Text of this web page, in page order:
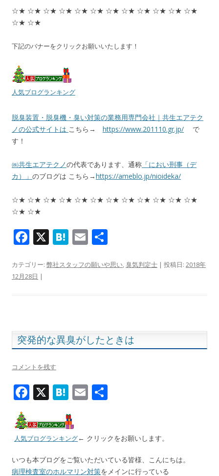
☆★ ☆★ ☆★ ☆★ ☆★ ☆★ ☆★ ☆★ ☆★ ☆★ ☆★ ☆★
☆★ ☆★
下記のバナーをクリックお願いいたします！
人気ブログランキング
脱臭装置・脱臭機・臭い対策の業務用専門会社｜共生エアテク
ノの公式サイトは こちら→ https://www.201110.gr.jp/ で
す！
㈱共生エアテクノの代表であります、通称 「におい刑事（デ
カ）」 のブログは こちら→https://ameblo.jp/nioideka/
☆★ ☆★ ☆★ ☆★ ☆★ ☆★ ☆★ ☆★ ☆★ ☆★ ☆★ ☆★
☆★ ☆★
F
e
b
k
X H
e
E
ai
カテゴリー: 弊社スタッフの願いや思い,臭気判定士 | 投稿日: 2018年
12月28日 |
突発的な異臭がしたときは
コメントを残す
F
e
b
o
o
X H
e
n
a
E
l
人気ブログランキング← クリックをお願いします。
いつも本ブログをご覧いただいている皆様、こんにちは。
病理検査室のホルマリン対策をメインに行っている